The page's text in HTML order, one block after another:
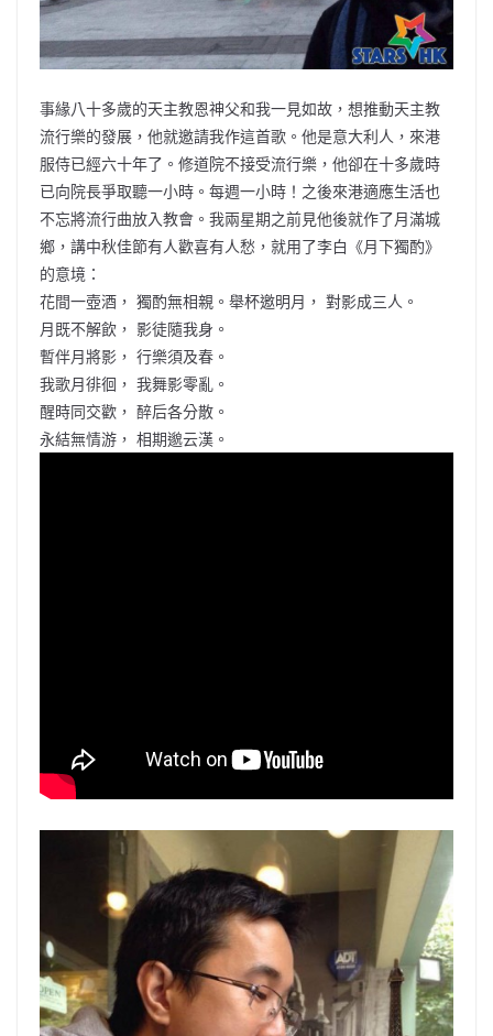
事緣八十多歲的天主教恩神父和我一見如故，想推動天主教
流行樂的發展，他就邀請我作這首歌。他是意大利人，來港
服侍已經六十年了。修道院不接受流行樂，他卻在十多歲時
已向院長爭取聽一小時。每週一小時！之後來港適應生活也
不忘將流行曲放入教會。我兩星期之前見他後就作了月滿城
鄉，講中秋佳節有人歡喜有人愁，就用了李白《月下獨酌》
的意境：
花間一壺酒， 獨酌無相親。舉杯邀明月， 對影成三人。
月既不解飲， 影徒隨我身。
暫伴月將影， 行樂須及春。
我歌月徘徊， 我舞影零亂。
醒時同交歡， 醉后各分散。
永結無情游， 相期邈云漢。